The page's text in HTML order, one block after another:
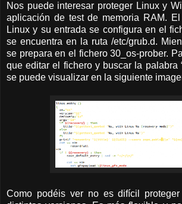
Nos puede interesar proteger Linux y
aplicación de test de memoria RAM.
Linux y su entrada se configura en el
se encuentra en la ruta /etc/grub.d.
se prepara en el fichero 30_os-prober.
que editar el fichero y buscar la palabra
se puede visualizar en la siguiente
Como podéis ver no es difícil